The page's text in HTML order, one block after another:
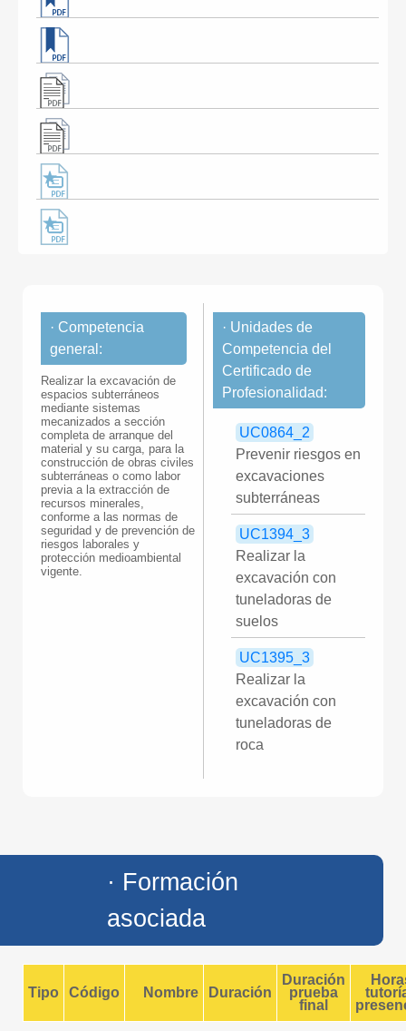
· Competencia
general:
Realizar la excavación de
espacios subterráneos
mediante sistemas
mecanizados a sección
completa de arranque del
material y su carga, para la
construcción de obras civiles
subterráneas o como labor
previa a la extracción de
recursos minerales,
conforme a las normas de
seguridad y de prevención de
riesgos laborales y
protección medioambiental
vigente.
· Unidades de
Competencia del
Certificado de
Profesionalidad:
UC0864_2
Prevenir riesgos en
excavaciones
subterráneas
UC1394_3
Realizar la
excavación con
tuneladoras de
suelos
UC1395_3
Realizar la
excavación con
tuneladoras de
roca
· Formación
asociada
Tipo Código Nombre Duración
Duración
prueba
final